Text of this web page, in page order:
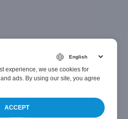
experience, we use cookies for
ads. By using our site, you agree
ACCEPT